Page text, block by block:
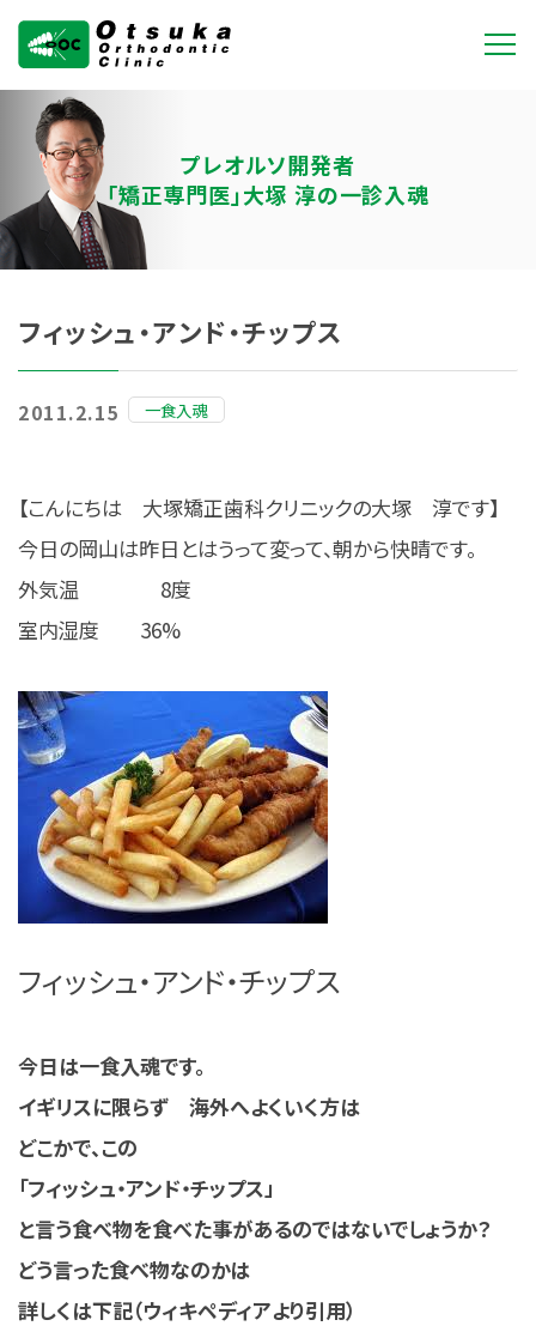
大塚矯正歯科クリニ
ック
プレオルソ開発者
「矯正専門医」大塚 淳の一診入魂
フィッシュ・アンド・チップス
2011.2.15 一食入魂
【こんにちは 大塚矯正歯科クリニックの大塚 淳です】
今日の岡山は昨日とはうって変って、朝から快晴です。
外気温 8度
室内湿度 36%
フィッシュ・アンド・チップス
今日は一食入魂です。
イギリスに限らず 海外へよくいく方は
どこかで、この
「フィッシュ・アンド・チップス」
と言う食べ物を食べた事があるのではないでしょうか？
どう言った食べ物なのかは
詳しくは下記（ウィキペディアより引用）